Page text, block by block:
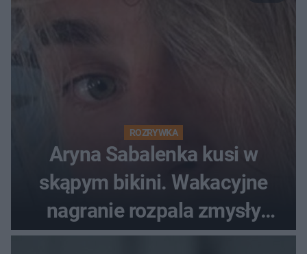
ROZRYWKA
Aryna Sabalenka kusi w
skąpym bikini. Wakacyjne
nagranie rozpala zmysły
fanów